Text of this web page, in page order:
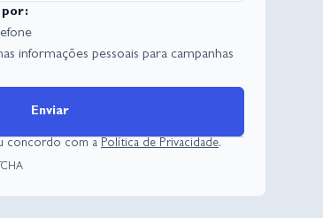
por:
informações pessoais para campanhas
Enviar
concordo com a Política de Privacidade.